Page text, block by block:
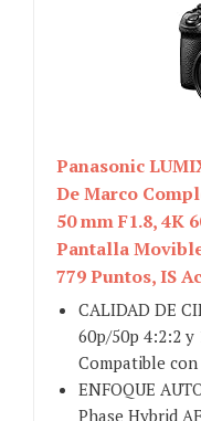
Panasonic
De Marco
50 mm F1.8, 4K
Pantalla
779 Puntos, IS
CALIDAD DE
60p/50p 4:2:2 y
Compatible con
ENFOQUE
Phase Hybrid